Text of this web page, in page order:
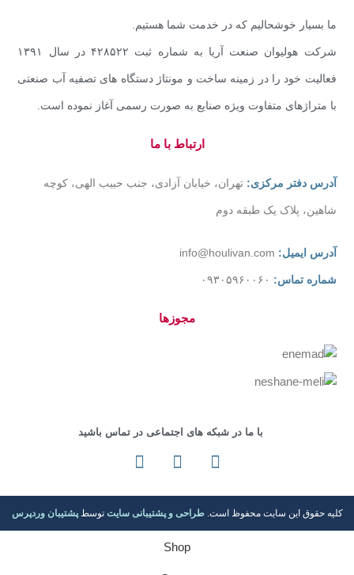
ما بسیار خوشحالیم که در خدمت شما هستیم.
شرکت هولیوان صنعت آریا به شماره ثبت ۴۲۸۵۲۲ در سال ۱۳۹۱
فعالیت خود را در زمینه ساخت و مونتاژ دستگاه های تصفیه آب صنعتی
با متراژهای متفاوت ویژه صنایع به صورت رسمی آغاز نموده است.
ارتباط با ما
آدرس دفتر مرکزی:تهران، خیابان آزادی، جنب حبیب الهی، کوچه
شاهین، پلاک یک طبقه دوم
آدرس ایمیل: info@houlivan.com
شماره تماس: ۰۹۳۰۵۹۶۰۰۶۰
مجوزها
با ما در شبکه های اجتماعی در تماس باشید
کلیه حقوق این سایت محفوظ است.طراحی و پشتیبانی سایت توسطپشتیبان وردپرس
Shop